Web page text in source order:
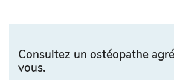
Consultez un ostéopathe
vous.